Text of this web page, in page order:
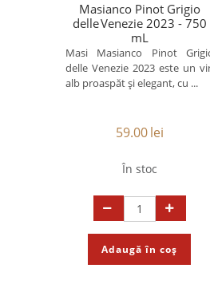
Masianco Pinot Grigio
delle Venezie 2023 - 750
mL
Masi Masianco Pinot
delle Venezie 2023 este un
alb proaspăt și elegant, cu ...
59.00lei
În stoc
Adaugă în coș